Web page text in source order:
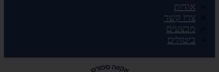
אודות
צרו קשר
מבצעים
ביטולים